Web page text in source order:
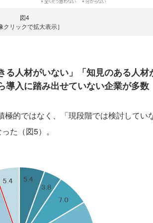
図4
クリックで拡大表示］
人材がいない」「知見のある人材
導入に踏み出せていない企業が多数
的ではなく、「現段階では検討してい
た（図5）。